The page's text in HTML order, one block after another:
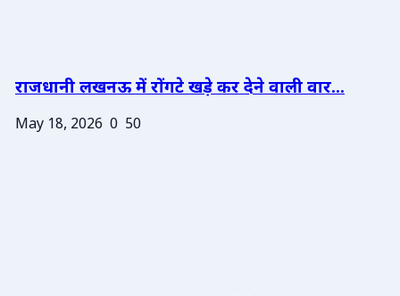
राजधानी लखनऊ में रोंगटे खड़े कर देने वाली वार...
May 18, 2026 0 50